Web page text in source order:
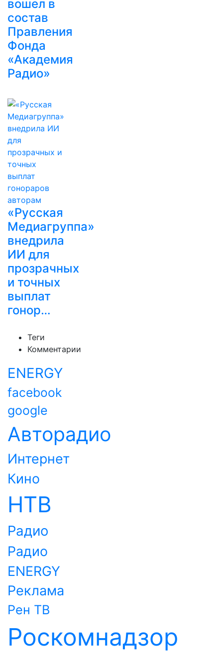
вошел в
состав
Правления
Фонда
«Академия
Радио»
«Русская
Медиагруппа»
внедрила
ИИ для
прозрачных
и точных
выплат
гонор…
Теги
Комментарии
ENERGY
facebook
google
Авторадио
Интернет
Кино
НТВ
Радио
Радио
ENERGY
Реклама
Рен ТВ
Роскомнадзор